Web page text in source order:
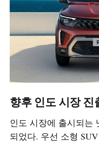
향후 인도 시장 진
인도 시장에 출시되는
되었다. 우선 소형